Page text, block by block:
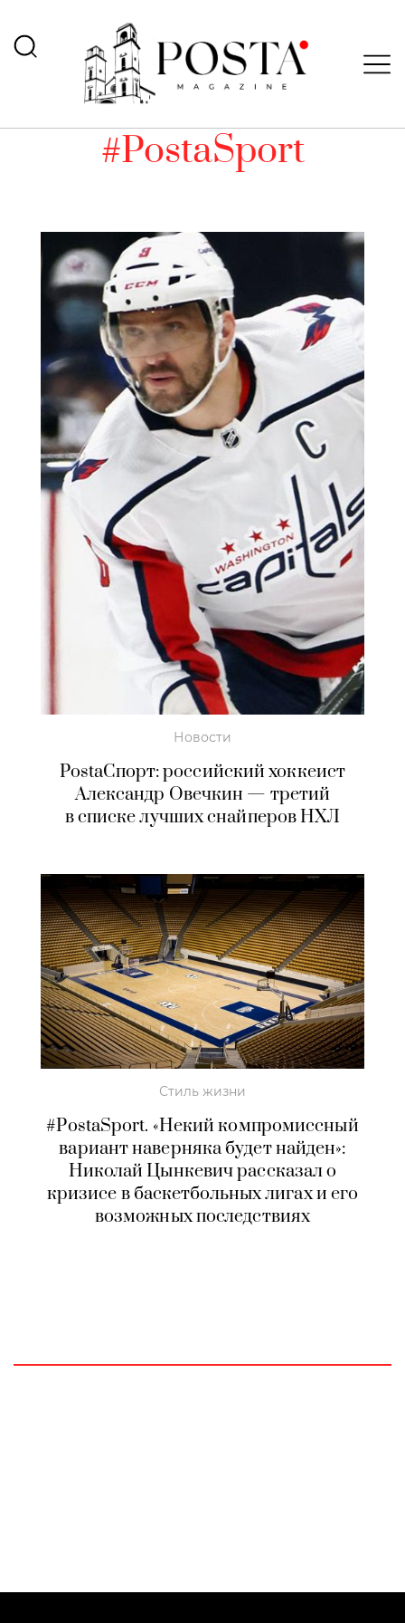
#PostaSport
Новости
PostaСпорт: российский хоккеист
Александр Овечкин — третий
в списке лучших снайперов НХЛ
Стиль жизни
#PostaSport. «Некий компромиссный
вариант наверняка будет найден»:
Николай Цынкевич рассказал о
кризисе в баскетбольных лигах и его
возможных последствиях